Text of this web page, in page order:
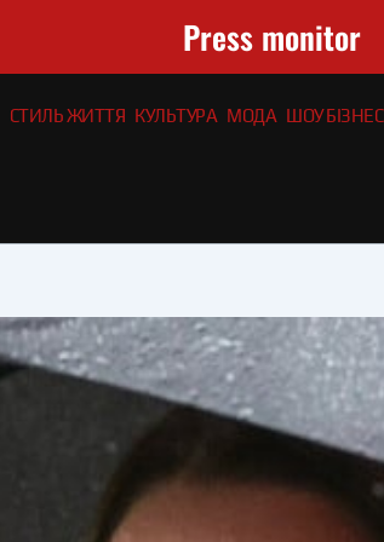
Press monitor
СТИЛЬ ЖИТТЯ КУЛЬТУРА МОДА ШОУ БІЗНЕС